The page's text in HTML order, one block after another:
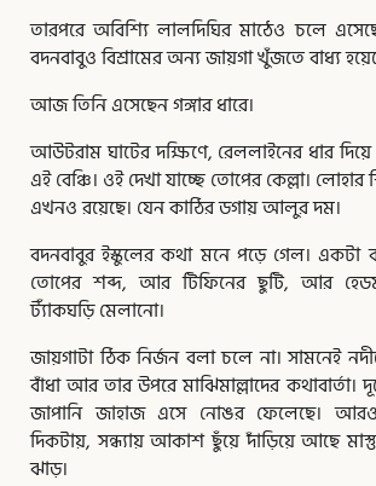
তারপরে অবিশ্যি লালদিঘির মাঠেও চলে এসেছে
বদনবাবুও বিশ্রামের অন্য জায়গা খুঁজতে বাধ্য
আজ তিনি এসেছেন গঙ্গার ধারে।
আউটরাম ঘাটের দক্ষিণে, রেললাইনের ধার
এই বেঞ্চি। ওই দেখা যাচ্ছে তোপের কেল্লা।
এখনও রয়েছে। যেন কাঠির ডগায় আলুর দম।
বদনবাবুর ইস্কুলের কথা মনে পড়ে গেল।
তোপের শব্দ, আর টিফিনের ছুটি, আর
ট্যাঁকঘড়ি মেলানো।
জায়গাটা ঠিক নির্জন বলা চলে না। সামনেই
বাঁধা আর তার উপরে মাঝিমাল্লাদের কথাবার্তা।
জাপানি জাহাজ এসে নোঙর ফেলেছে। আরও
দিকটায়, সন্ধ্যায় আকাশ ছুঁয়ে দাঁড়িয়ে আছে
ঝাড়।